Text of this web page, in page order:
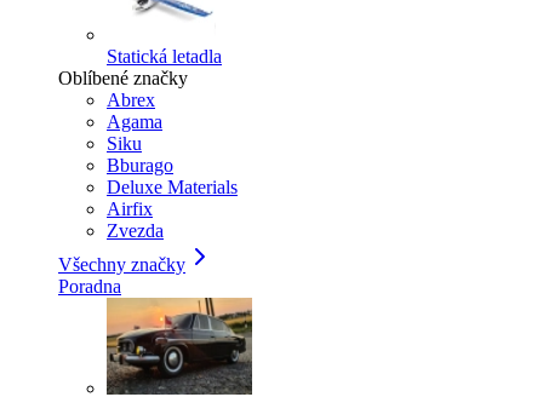
Statická letadla
Oblíbené značky
Abrex
Agama
Siku
Bburago
Deluxe Materials
Airfix
Zvezda
Všechny značky
Poradna